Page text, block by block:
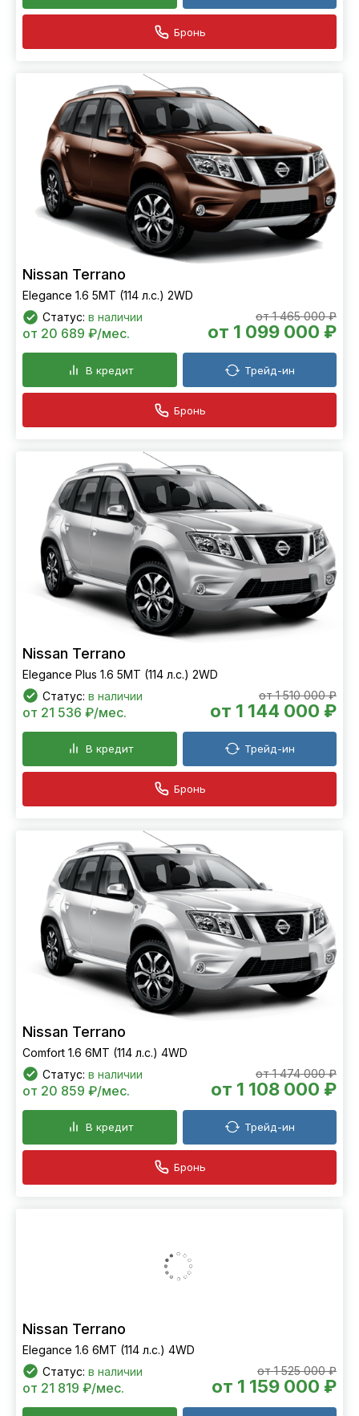
Бронь
Nissan Terrano
Elegance 1.6 5МТ (114 л.с.) 2WD
Статус: в наличии от 1 465 000 ₽
от 1 099 000 ₽
от 20 689 ₽/мес.
В кредит Трейд-ин
Бронь
Nissan Terrano
Elegance Plus 1.6 5МТ (114 л.с.) 2WD
Статус: в наличии от 1 510 000 ₽
от 1 144 000 ₽
от 21 536 ₽/мес.
В кредит Трейд-ин
Бронь
Nissan Terrano
Comfort 1.6 6МТ (114 л.с.) 4WD
Статус: в наличии от 1 474 000 ₽
от 1 108 000 ₽
от 20 859 ₽/мес.
В кредит Трейд-ин
Бронь
Nissan Terrano
Elegance 1.6 6МТ (114 л.с.) 4WD
Статус: в наличии от 1 525 000 ₽
от 1 159 000 ₽
от 21 819 ₽/мес.